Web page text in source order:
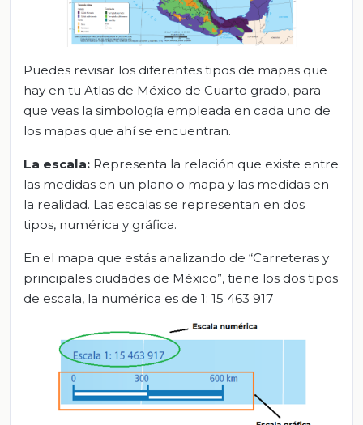
Puedes revisar los diferentes tipos de mapas que
hay en tu Atlas de México de Cuarto grado, para
que veas la simbología empleada en cada uno de
los mapas que ahí se encuentran.
La escala: Representa la relación que existe entre
las medidas en un plano o mapa y las medidas en
la realidad. Las escalas se representan en dos
tipos, numérica y gráfica.
En el mapa que estás analizando de “Carreteras y
principales ciudades de México”, tiene los dos tipos
de escala, la numérica es de 1: 15 463 917